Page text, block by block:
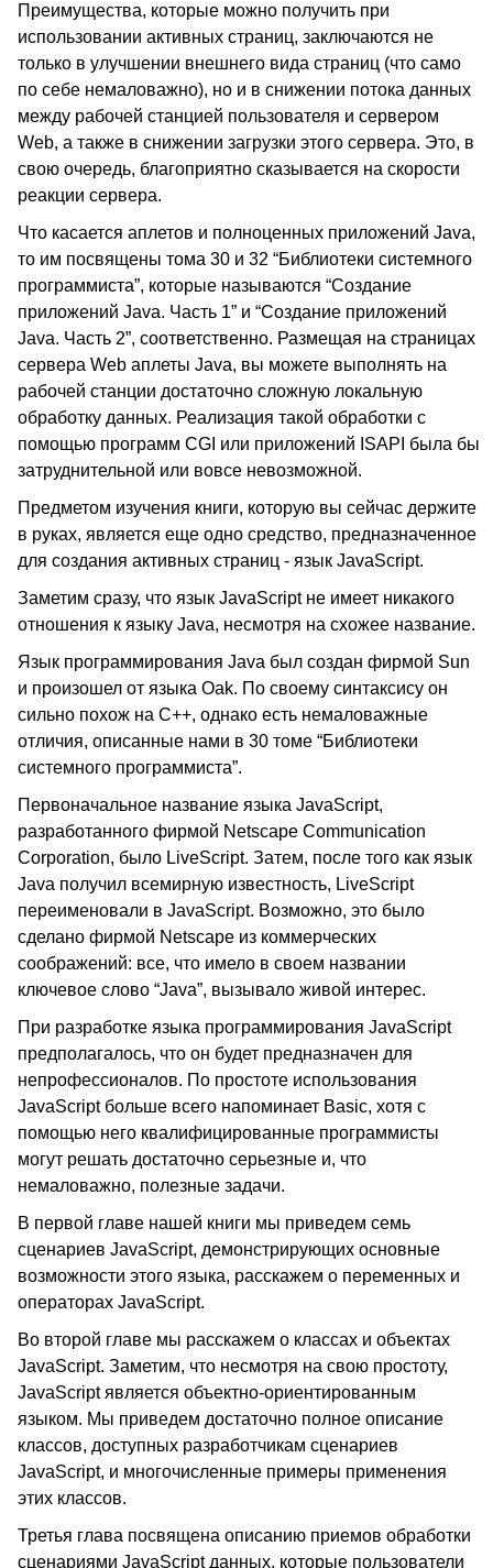
Преимущества, которые можно получить при
использовании активных страниц, заключаются не
только в улучшении внешнего вида страниц (что само
по себе немаловажно), но и в снижении потока данных
между рабочей станцией пользователя и сервером
Web, а также в снижении загрузки этого сервера. Это, в
свою очередь, благоприятно сказывается на скорости
реакции сервера.
Что касается аплетов и полноценных приложений Java,
то им посвящены тома 30 и 32 “Библиотеки системного
программиста”, которые называются “Создание
приложений Java. Часть 1” и “Создание приложений
Java. Часть 2”, соответственно. Размещая на страницах
сервера Web аплеты Java, вы можете выполнять на
рабочей станции достаточно сложную локальную
обработку данных. Реализация такой обработки с
помощью программ CGI или приложений ISAPI была бы
затруднительной или вовсе невозможной.
Предметом изучения книги, которую вы сейчас держите
в руках, является еще одно средство, предназначенное
для создания активных страниц - язык JavaScript.
Заметим сразу, что язык JavaScript не имеет никакого
отношения к языку Java, несмотря на схожее название.
Язык программирования Java был создан фирмой Sun
и произошел от языка Oak. По своему синтаксису он
сильно похож на С++, однако есть немаловажные
отличия, описанные нами в 30 томе “Библиотеки
системного программиста”.
Первоначальное название языка JavaScript,
разработанного фирмой Netscape Communication
Corporation, было LiveScript. Затем, после того как язык
Java получил всемирную известность, LiveScript
переименовали в JavaScript. Возможно, это было
сделано фирмой Netscape из коммерческих
соображений: все, что имело в своем названии
ключевое слово “Java”, вызывало живой интерес.
При разработке языка программирования JavaScript
предполагалось, что он будет предназначен для
непрофессионалов. По простоте использования
JavaScript больше всего напоминает Basic, хотя с
помощью него квалифицированные программисты
могут решать достаточно серьезные и, что
немаловажно, полезные задачи.
В первой главе нашей книги мы приведем семь
сценариев JavaScript, демонстрирующих основные
возможности этого языка, расскажем о переменных и
операторах JavaScript.
Во второй главе мы расскажем о классах и объектах
JavaScript. Заметим, что несмотря на свою простоту,
JavaScript является объектно-ориентированным
языком. Мы приведем достаточно полное описание
классов, доступных разработчикам сценариев
JavaScript, и многочисленные примеры применения
этих классов.
Третья глава посвящена описанию приемов обработки
сценариями JavaScript данных, которые пользователи